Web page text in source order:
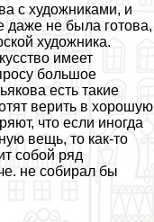
с художниками, и
даже не была готова,
художника.
имеет
большое
есть такие
верить в хорошую
что если иногда
вещь, то как-то
собой ряд
не собирал бы